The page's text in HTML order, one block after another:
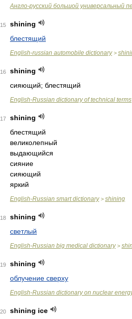
Англо-русский большой универсальный
15
shining
блестящий
English-russian automobile dictionary>
16
shining
сияющий; блестящий
English-Russian dictionary of technical terms
17
shining
блестящий
великолепный
выдающийся
сияние
сияющий
яркий
English-Russian smart dictionary> shining
18
shining
светлый
English-Russian big medical dictionary>
19
shining
облучение сверху
English-Russian dictionary on nuclear
20
shining ice